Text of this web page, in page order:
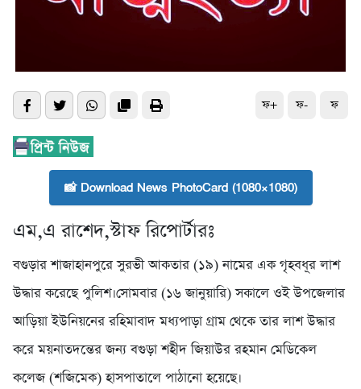
ফ+ ফ- ফ
📸 Download News PhotoCard (1080×1080)
এম,এ রাশেদ,স্টাফ রিপোর্টারঃ
বগুড়ার শাজাহানপুরে সুরভী আকতার (১৯) নামের এক গৃহবধূর লাশ
উদ্ধার করেছে পুলিশ।সোমবার (১৬ জানুয়ারি) সকালে ওই উপজেলার
আড়িয়া ইউনিয়নের রহিমাবাদ মধ্যপাড়া গ্রাম থেকে তার লাশ উদ্ধার
করে ময়নাতদন্তের জন্য বগুড়া শহীদ জিয়াউর রহমান মেডিকেল
কলেজ (শজিমেক) হাসপাতালে পাঠানো হয়েছে।